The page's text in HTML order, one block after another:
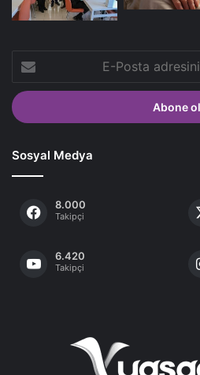
Posta
adresinizi
giriniz
Sosyal Medya
8.000
Takipçi
6.420
Takipçi